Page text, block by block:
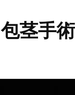
包茎手